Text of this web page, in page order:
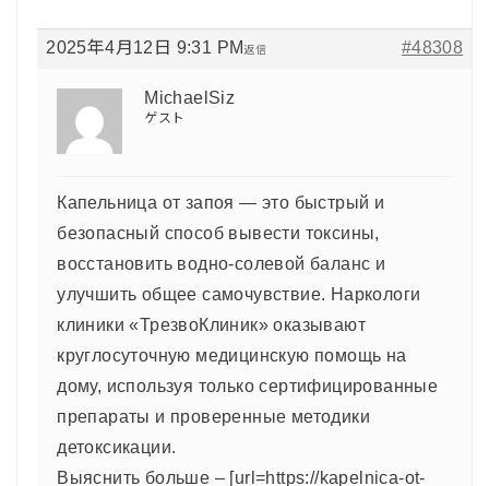
2025年4月12日 9:31 PM #48308
返信
MichaelSiz
ゲスト
Капельница от запоя — это быстрый и
безопасный способ вывести токсины,
восстановить водно-солевой баланс и
улучшить общее самочувствие. Наркологи
клиники «ТрезвоКлиник» оказывают
круглосуточную медицинскую помощь на
дому, используя только сертифицированные
препараты и проверенные методики
детоксикации.
Выяснить больше – [url=https://kapelnica-ot-